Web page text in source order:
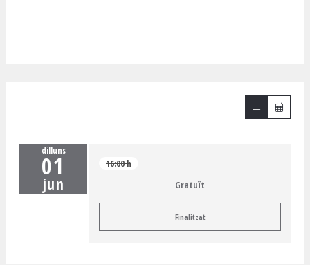
dilluns
01
jun
16:00 h
Gratuït
Finalitzat